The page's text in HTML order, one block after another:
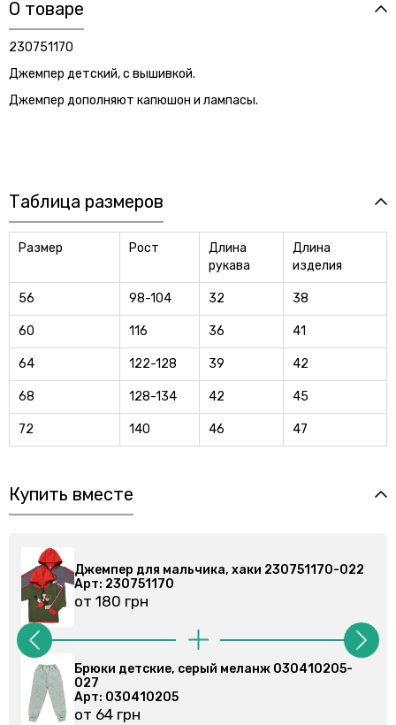
О товаре
230751170
Джемпер детский, с вышивкой.
Джемпер дополняют капюшон и лампасы.
Таблица размеров
Размер Рост
Длина
рукава
Длина
изделия
56 98-104 32 38
60 116 36 41
64 122-128 39 42
68 128-134 42 45
72 140 46 47
Купить вместе
Джемпер для мальчика, хаки 230751170-022
Арт: 230751170
от 180 грн
Брюки детские, серый меланж 030410205-
027
Арт: 030410205
от 64 грн